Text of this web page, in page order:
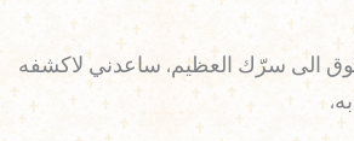
يتوق الى سرّك العظيم، ساعدني لاكشفه